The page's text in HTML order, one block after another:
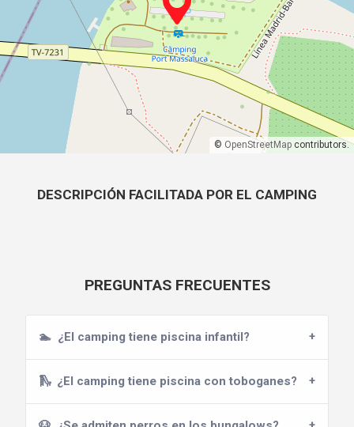
© OpenStreetMap contributors.
DESCRIPCIÓN FACILITADA POR EL CAMPING
PREGUNTAS FRECUENTES
🏊 ¿El camping tiene piscina infantil?
🛝 ¿El camping tiene piscina con toboganes?